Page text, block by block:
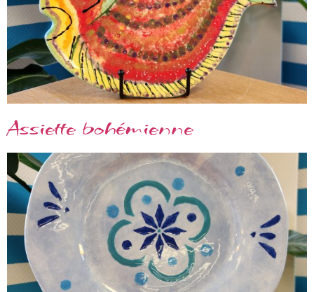
Assiette bohémienne